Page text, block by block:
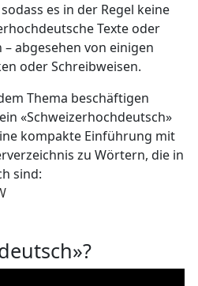
es in der Regel keine
Texte oder
abgesehen von einigen
oder Schreibweisen.
Thema beschäftigen
«Schweizerhochdeutsch»
kompakte Einführung mit
zu Wörtern, die in
sind: